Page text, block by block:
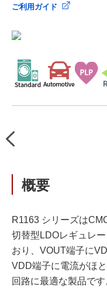
ご利用ガイド
Previous
概要
R1163 シリーズは
切替型LDOレギュレ
おり、VOUT端子に
VDD端子に電流がほ
回路に最適な製品で